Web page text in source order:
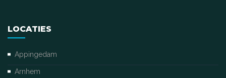
LOCATIES
Appingedam
Arnhem